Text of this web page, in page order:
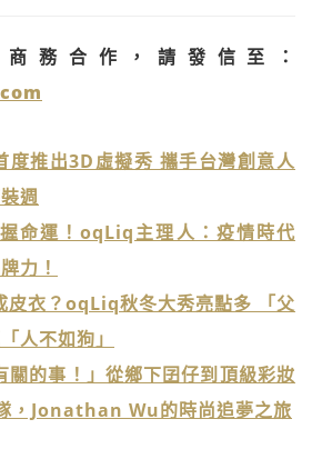
務合作，請發信至：
推出3D虛擬秀 攜手台灣創意人
週
命運！oqLiq主理人：疫情時代
力！
皮衣？oqLiq秋冬大秀亮點多 「父
人不如狗」
關的事！」從鄉下囝仔到頂級彩妝
Jonathan Wu的時尚追夢之旅